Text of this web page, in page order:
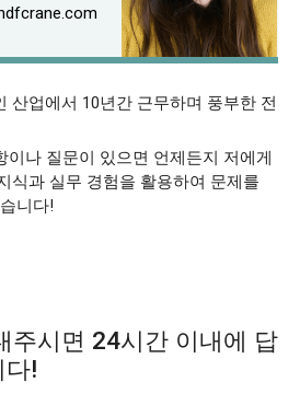
산업에서 10년간 근무하며 풍부한 전
이나 질문이 있으면 언제든지 저에게
식과 실무 경험을 활용하여 문제를
니다!
주시면 24시간 이내에 답
!